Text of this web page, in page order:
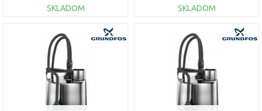
SKLADOM
DO KOŠÍKA
Porovnať
SKLADOM
DO KOŠÍKA
Porovnať